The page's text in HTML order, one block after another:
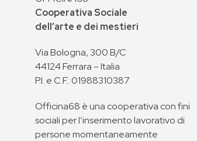
Cooperativa Sociale
dell’arte e dei mestieri
Via Bologna, 300 B/C
44124 Ferrara – Italia
P.I. e C.F.: 01988310387
Officina68 è una cooperativa con fini
sociali per l’inserimento lavorativo di
persone momentaneamente